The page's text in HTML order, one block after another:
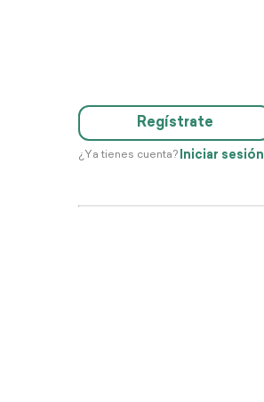
Regístrate
¿Ya tienes cuenta? Iniciar sesión